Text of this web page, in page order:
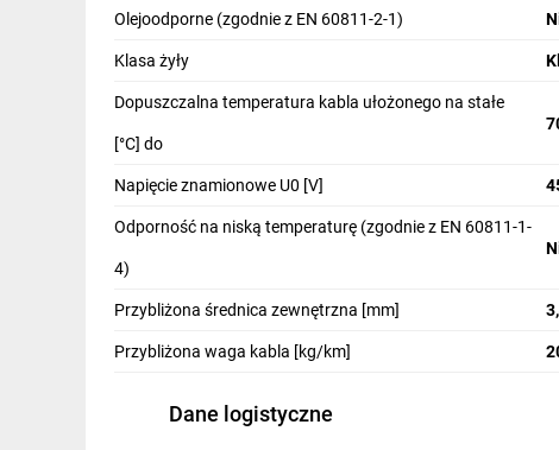
Odzież ochronna i BHP
Inne
Budowa i Remont
Elektronika
Smart home
Wentylacja i rekuperacja
Olejoodporne (zgodnie z EN 60811-2-1)
Klasa żyły
Dopuszczalna temperatura kabla ułożonego na stałe
[°C] do
Napięcie znamionowe U0 [V]
Odporność na niską temperaturę (zgodnie z EN 60811-1-
4)
Przybliżona średnica zewnętrzna [mm]
Przybliżona waga kabla [kg/km]
Dane logistyczne